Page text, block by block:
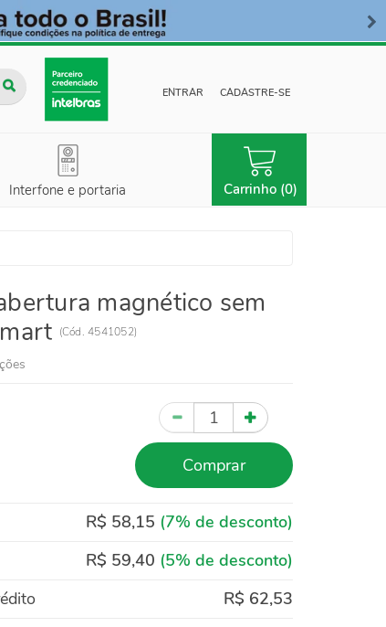
ENTRAR
CADASTRE-SE
Interfone e portaria Carrinho (0)
magnético sem
(Cód. 4541052)
Quantidade
Comprar
R$ 58,15 (7% de desconto)
R$ 59,40 (5% de desconto)
R$ 62,53